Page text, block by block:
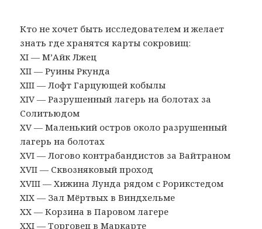
Кто не хочет быть исследователем и желает
знать где хранятся карты сокровищ:
XI — М’Айк Лжец
XII — Руины Ркунда
XIII — Лофт Гарцующей кобылы
XIV — Разрушенный лагерь на болотах за
Солитьюдом
XV — Маленький остров около разрушенный
лагерь на болотах
XVI — Логово контрабандистов за Вайтраном
XVII — Сквозняковый проход
XVIII — Хижина Лунда рядом с Рорикстедом
XIX — Зал Мёртвых в Виндхельме
XX — Корзина в Паровом лагере
XXI — Торговец в Маркарте